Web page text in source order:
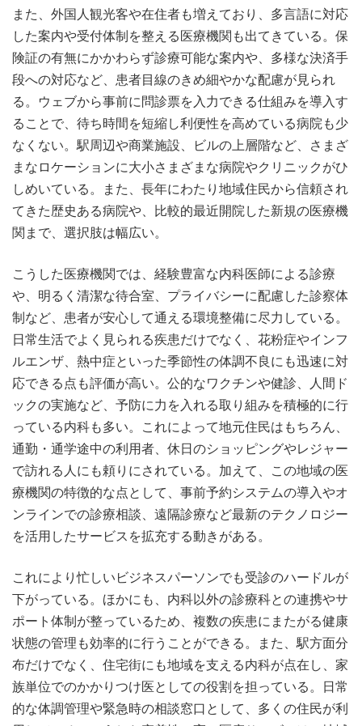
また、外国人観光客や在住者も増えており、多言語に対応
した案内や受付体制を整える医療機関も出てきている。保
険証の有無にかかわらず診療可能な案内や、多様な決済手
段への対応など、患者目線のきめ細やかな配慮が見られ
る。ウェブから事前に問診票を入力できる仕組みを導入す
ることで、待ち時間を短縮し利便性を高めている病院も少
なくない。駅周辺や商業施設、ビルの上層階など、さまざ
まなロケーションに大小さまざまな病院やクリニックがひ
しめいている。また、長年にわたり地域住民から信頼され
てきた歴史ある病院や、比較的最近開院した新規の医療機
関まで、選択肢は幅広い。
こうした医療機関では、経験豊富な内科医師による診療
や、明るく清潔な待合室、プライバシーに配慮した診察体
制など、患者が安心して通える環境整備に尽力している。
日常生活でよく見られる疾患だけでなく、花粉症やインフ
ルエンザ、熱中症といった季節性の体調不良にも迅速に対
応できる点も評価が高い。公的なワクチンや健診、人間ド
ックの実施など、予防に力を入れる取り組みを積極的に行
っている内科も多い。これによって地元住民はもちろん、
通勤・通学途中の利用者、休日のショッピングやレジャー
で訪れる人にも頼りにされている。加えて、この地域の医
療機関の特徴的な点として、事前予約システムの導入やオ
ンラインでの診療相談、遠隔診療など最新のテクノロジー
を活用したサービスを拡充する動きがある。
これにより忙しいビジネスパーソンでも受診のハードルが
下がっている。ほかにも、内科以外の診療科との連携やサ
ポート体制が整っているため、複数の疾患にまたがる健康
状態の管理も効率的に行うことができる。また、駅方面分
布だけでなく、住宅街にも地域を支える内科が点在し、家
族単位でのかかりつけ医としての役割を担っている。日常
的な体調管理や緊急時の相談窓口として、多くの住民が利